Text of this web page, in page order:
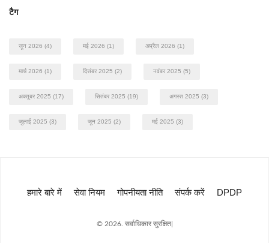
टैग
जून 2026 (4) मई 2026 (1) अप्रैल 2026 (1)
मार्च 2026 (1) दिसंबर 2025 (2) नवंबर 2025 (5)
अक्तूबर 2025 (17) सितंबर 2025 (19) अगस्त 2025 (3)
जुलाई 2025 (3) जून 2025 (2) मई 2025 (3)
हमारे बारे में सेवा नियम गोपनीयता नीति संपर्क करें DPDP
© 2026. सर्वाधिकार सुरक्षित|